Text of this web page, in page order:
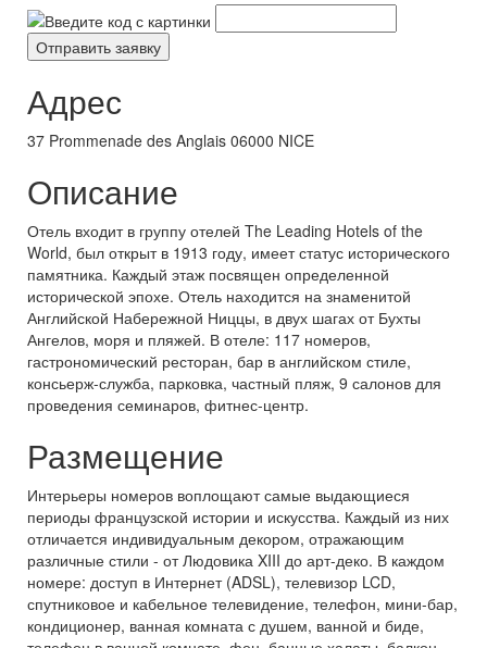
Адрес
37 Prommenade des Anglais 06000 NICE
Описание
Отель входит в группу отелей The Leading Hotels of the
World, был открыт в 1913 году, имеет статус исторического
памятника. Каждый этаж посвящен определенной
исторической эпохе. Отель находится на знаменитой
Английской Набережной Ниццы, в двух шагах от Бухты
Ангелов, моря и пляжей. В отеле: 117 номеров,
гастрономический ресторан, бар в английском стиле,
консьерж-служба, парковка, частный пляж, 9 салонов для
проведения семинаров, фитнес-центр.
Размещение
Интерьеры номеров воплощают самые выдающиеся
периоды французской истории и искусства. Каждый из них
отличается индивидуальным декором, отражающим
различные стили - от Людовика XIII до арт-деко. В каждом
номере: доступ в Интернет (ADSL), телевизор LCD,
спутниковое и кабельное телевидение, телефон, мини-бар,
кондиционер, ванная комната с душем, ванной и биде,